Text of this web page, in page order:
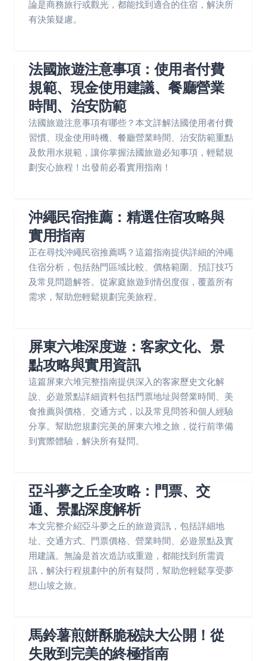
論是商務旅行或觀光，都能找到適合的住宿，解決所
有決策疑慮。
法國旅遊注意事項：使用者付費
規範、現金使用建議、餐廳營業
時間、治安防範
法國旅遊注意事項有哪些？本文詳解法國使用者付費
習慣、現金使用時機、餐廳營業時間、治安防範重點
及飲用水規範，讓你掌握法國旅遊必知事項，輕鬆規
劃安心旅程！出發前必看實用指南！
沖繩民宿推薦：精選住宿攻略與
實用指南
正在尋找沖繩民宿推薦嗎？這篇指南提供詳細的沖繩
住宿分析，包括熱門區域比較、價格範圍、預訂技巧
及常見問題解答。從家庭旅遊到情侶度假，覆蓋所有
需求，幫助您輕鬆規劃完美旅程。
屏東六堆深度遊：客家文化、景
點攻略與實用資訊
這篇屏東六堆完整指南提供深入的客家歷史文化解
說、必遊景點詳細資料包括門票地址與營業時間、美
食推薦與價格、交通方式，以及常見問答和個人經驗
分享。幫助您規劃完美的屏東六堆之旅，從行前準備
到實際體驗，解決所有疑問。
亞斗夢之丘全攻略：門票、交
通、景點深度解析
本文完整介紹亞斗夢之丘的旅遊資訊，包括詳細地
址、交通方式、門票價格、營業時間、必遊景點及實
用建議。無論是首次造訪或重遊，都能找到所需資
訊，解決行程規劃中的所有疑問，幫助您輕鬆享受夢
想山坡之旅。
馬鈴薯煎餅酥脆秘訣大公開！從
失敗到完美的終極指南